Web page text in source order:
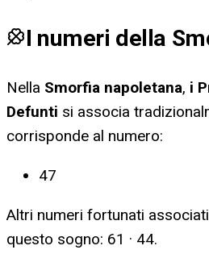
I numeri della
Nella Smorfia napoletana, i
Defunti si associa
corrisponde al numero:
47
Altri numeri fortunati
questo sogno: 61 · 44.